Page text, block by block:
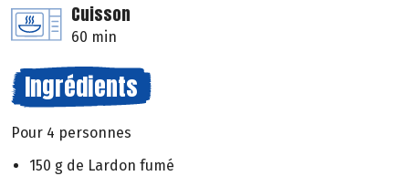
Cuisson
60 min
Ingrédients
Pour 4 personnes
150 g de Lardon fumé